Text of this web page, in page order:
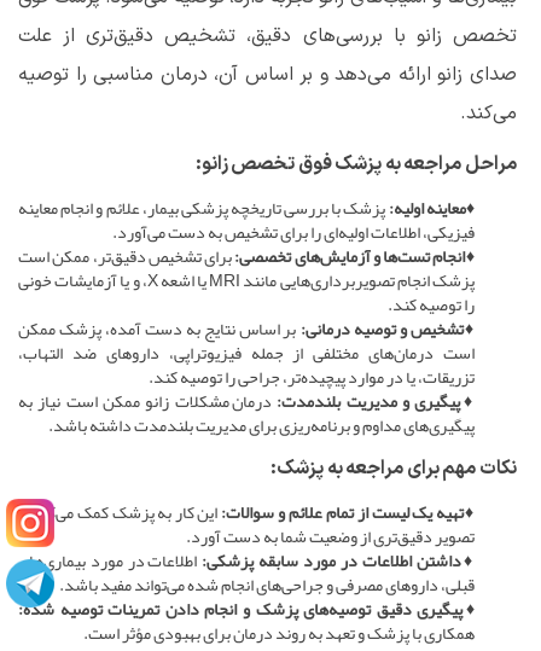
تخصص زانو با بررسی‌های دقیق، تشخیص دقیق‌تری از علت
صدای زانو ارائه می‌دهد و بر اساس آن، درمان مناسبی را توصیه
می‌کند.
مراحل مراجعه به پزشک فوق تخصص زانو:
♦معاینه اولیه:پزشک با بررسی تاریخچه پزشکی بیمار، علائم و انجام معاینه
فیزیکی، اطلاعات اولیه‌ای را برای تشخیص به دست می‌آورد.
♦انجام تست‌ها و آزمایش‌های تخصصی:برای تشخیص دقیق‌تر، ممکن است
پزشک انجام تصویربرداری‌هایی مانند MRI یا اشعه X، و یا آزمایشات خونی
را توصیه کند.
♦تشخیص و توصیه درمانی:بر اساس نتایج به دست آمده، پزشک ممکن
است درمان‌های مختلفی از جمله فیزیوتراپی، داروهای ضد التهاب،
تزریقات، یا در موارد پیچیده‌تر، جراحی را توصیه کند.
♦پیگیری و مدیریت بلندمدت: درمان مشکلات زانو ممکن است نیاز به
پیگیری‌های مداوم و برنامه‌ریزی برای مدیریت بلندمدت داشته باشد.
نکات مهم برای مراجعه به پزشک:
♦تهیه یک لیست از تمام علائم و سوالات:این کار به پزشک کمک می‌کند تا
تصویر دقیق‌تری از وضعیت شما به دست آورد.
♦داشتن اطلاعات در مورد سابقه پزشکی:اطلاعات در مورد بیماری‌های
قبلی، داروهای مصرفی و جراحی‌های انجام شده می‌تواند مفید باشد.
♦پیگیری دقیق توصیه‌های پزشک و انجام دادن تمرینات توصیه شده:
همکاری با پزشک و تعهد به روند درمان برای بهبودی مؤثر است.